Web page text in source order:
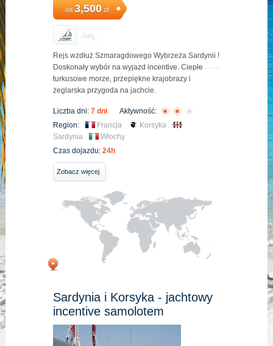
od 3,500zł
Rejs wzdłuż Szmaragdowego Wybrzeża Sardynii !
Doskonały wybór na wyjazd incentive. Ciepłe
turkusowe morze, przepiękne krajobrazy i
żeglarska przygoda na jachcie.
Liczba dni: 7 dni
Aktywność:
Region:
Francja
Korsyka
Sardynia
Włochy
Czas dojazdu: 24h
Zobacz więcej
Sardynia i Korsyka - jachtowy
incentive samolotem